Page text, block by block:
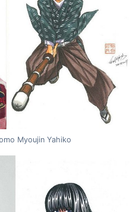
Myoujin Yahiko